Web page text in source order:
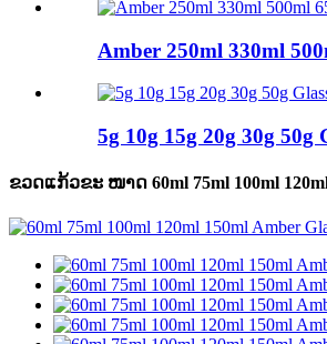
Amber 250ml 330ml
5g 10g 15g 20g 30g 50g
ຂວດແກ້ວຂະ ໜາດ 60ml 75ml 100ml